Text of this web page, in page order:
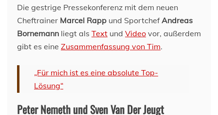
Die gestrige Pressekonferenz mit dem neuen
Cheftrainer Marcel Rapp und SportchefAndreas
Bornemann liegt als Text und Video vor, außerdem
gibt es eine Zusammenfassung von Tim.
„Für mich ist es eine absolute Top-
Lösung“
Peter Nemeth und Sven Van Der Jeugt